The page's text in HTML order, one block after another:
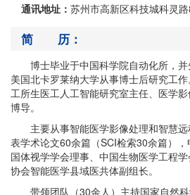
通讯地址： 苏州市高新区科技城科灵
简 历：
博士毕业于中国科学院自动化所，并
美国北卡罗莱纳大学从事博士后研究工
工所生医工人工智能研究室主任、医学
博导。
主要从事智能医学影像处理和智慧
表学术论文60余篇（SCI检索30余篇），
国体视学学会理事、中国生物医学工程
协会智能医学县域医共体副组长。
带领团队（30余人）主持国家自然